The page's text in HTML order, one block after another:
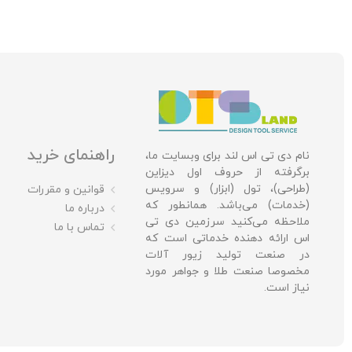
نام دی تی اس لند برای وبسایت ما،
برگرفته از حروف اول دیزاین
(طراحی)، تول (ابزار) و سرویس
(خدمات) می‌باشد. همانطور که
ملاحظه می‌کنید سرزمین دی تی
اس ارائه دهنده خدماتی است که
در صنعت تولید زیور آلات
مخصوصا صنعت طلا و جواهر مورد
نیاز است.
راهنمای خرید
قوانین و مقررات
درباره ما
تماس با ما